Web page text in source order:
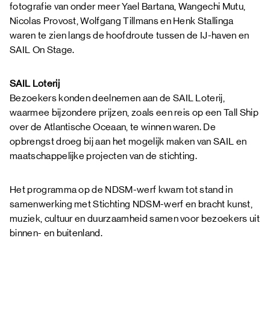
fotografie van onder meer Yael Bartana, Wangechi Mutu,
Nicolas Provost, Wolfgang Tillmans en Henk Stallinga
waren te zien langs de hoofdroute tussen de IJ-haven en
SAIL On Stage.
SAIL Loterij
Bezoekers konden deelnemen aan de SAIL Loterij,
waarmee bijzondere prijzen, zoals een reis op een Tall Ship
over de Atlantische Oceaan, te winnen waren. De
opbrengst droeg bij aan het mogelijk maken van SAIL en
maatschappelijke projecten van de stichting.
Het programma op de NDSM-werf kwam tot stand in
samenwerking met Stichting NDSM-werf en bracht kunst,
muziek, cultuur en duurzaamheid samen voor bezoekers uit
binnen- en buitenland.